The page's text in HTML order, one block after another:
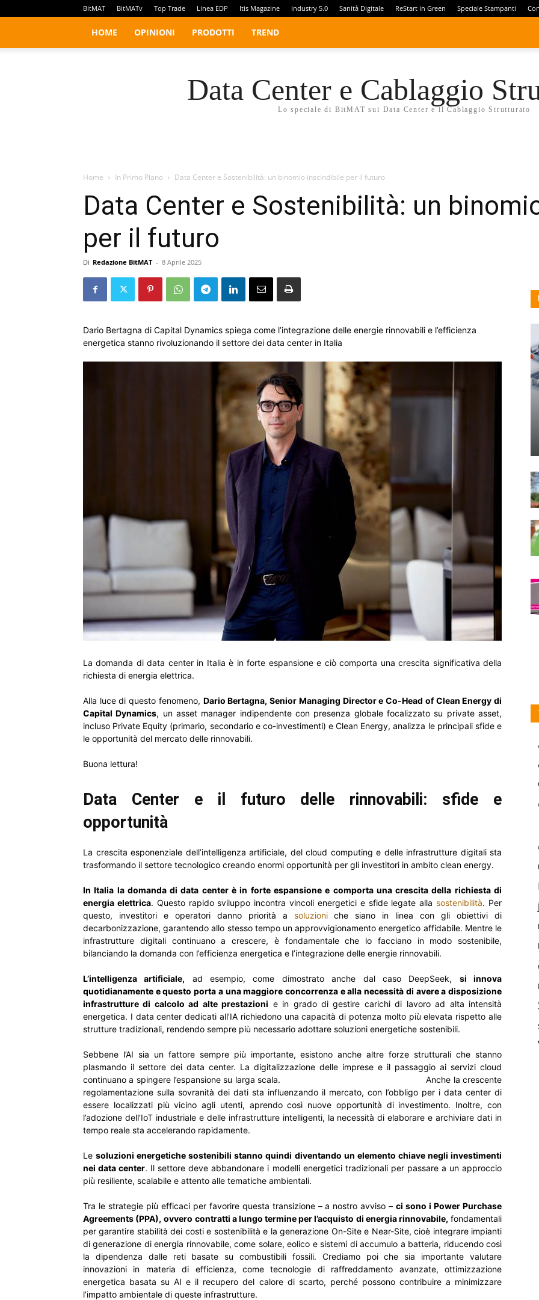
BitMAT BitMATv Top Trade Linea EDP Itis Magazine Industry 5.0 Sanità Digitale ReStart in Green Speciale Stampanti
HOME OPINIONI PRODOTTI TREND
Data Center e Cablaggio
Lo speciale di BitMAT sui Data Center e il Cablaggio Strutturato
Home In Primo Piano Data Center e Sostenibilità: un binomio inscindibile per il futuro
Data Center e Sostenibilità: un
per il futuro
Di Redazione BitMAT - 8 Aprile 2025
Dario Bertagna di Capital Dynamics spiega come l’integrazione delle energie rinnovabili e l’efficienza
energetica stanno rivoluzionando il settore dei data center in Italia
La domanda di data center in Italia è in forte espansione e ciò comporta una crescita significativa della
richiesta di energia elettrica.
Alla luce di questo fenomeno, Dario Bertagna, Senior Managing Director e Co-Head of Clean Energy di
Capital Dynamics, un asset manager indipendente con presenza globale focalizzato su private asset,
incluso Private Equity (primario, secondario e co-investimenti) e Clean Energy, analizza le principali sfide e
le opportunità del mercato delle rinnovabili.
Buona lettura!
Data Center e il futuro delle rinnovabili: sfide e
opportunità
La crescita esponenziale dell’intelligenza artificiale, del cloud computing e delle infrastrutture digitali sta
trasformando il settore tecnologico creando enormi opportunità per gli investitori in ambito clean energy.
In Italia la domanda di data center è in forte espansione e comporta una crescita della richiesta di
energia elettrica. Questo rapido sviluppo incontra vincoli energetici e sfide legate allasostenibilità. Per
questo, investitori e operatori danno priorità a soluzioniche siano in linea con gli obiettivi di
decarbonizzazione, garantendo allo stesso tempo un approvvigionamento energetico affidabile. Mentre le
infrastrutture digitali continuano a crescere, è fondamentale che lo facciano in modo sostenibile,
bilanciando la domanda con l’efficienza energetica e l’integrazione delle energie rinnovabili.
L’intelligenza artificiale, ad esempio, come dimostrato anche dal caso DeepSeek, si innova
quotidianamente e questo porta a una maggiore concorrenza e alla necessità di avere a disposizione
infrastrutture di calcolo ad alte prestazioni e in grado di gestire carichi di lavoro ad alta intensità
energetica. I data center dedicati all’IA richiedono una capacità di potenza molto più elevata rispetto alle
strutture tradizionali, rendendo sempre più necessario adottare soluzioni energetiche sostenibili.
Sebbene l’AI sia un fattore sempre più importante, esistono anche altre forze strutturali che stanno
plasmando il settore dei data center. La digitalizzazione delle imprese e il passaggio ai servizi cloud
continuano a spingere l’espansione su larga scala. Anche la crescente
regolamentazione sulla sovranità dei dati sta influenzando il mercato, con l’obbligo per i data center di
essere localizzati più vicino agli utenti, aprendo così nuove opportunità di investimento. Inoltre, con
l’adozione dell’IoT industriale e delle infrastrutture intelligenti, la necessità di elaborare e archiviare dati in
tempo reale sta accelerando rapidamente.
Lesoluzioni energetiche sostenibili stanno quindi diventando un elemento chiave negli investimenti
nei data center. Il settore deve abbandonare i modelli energetici tradizionali per passare a un approccio
più resiliente, scalabile e attento alle tematiche ambientali.
Tra le strategie più efficaci per favorire questa transizione – a nostro avviso –ci sono i Power Purchase
Agreements (PPA), ovvero contratti a lungo termine per l’acquisto di energia rinnovabile, fondamentali
per garantire stabilità dei costi e sostenibilità e la generazione On-Site e Near-Site, cioè integrare impianti
di generazione di energia rinnovabile, come solare, eolico e sistemi di accumulo a batteria, riducendo così
la dipendenza dalle reti basate su combustibili fossili. Crediamo poi che sia importante valutare
innovazioni in materia di efficienza, come tecnologie di raffreddamento avanzate, ottimizzazione
energetica basata su AI e il recupero del calore di scarto, perché possono contribuire a minimizzare
l’impatto ambientale di queste infrastrutture.